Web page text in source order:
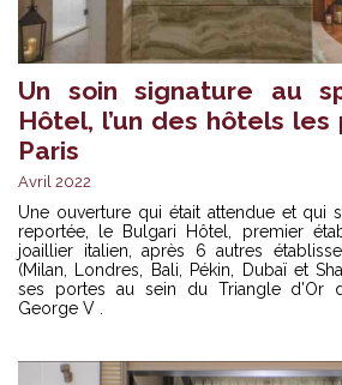
Un soin signature au
Hôtel, l’un des hôtels les
Paris
Avril 2022
Une ouverture qui était attendue et qui
reportée, le Bulgari Hôtel, premier
joaillier italien, après 6 autres
(Milan, Londres, Bali, Pékin, Dubaï et
ses portes au sein du Triangle d’Or
George V .